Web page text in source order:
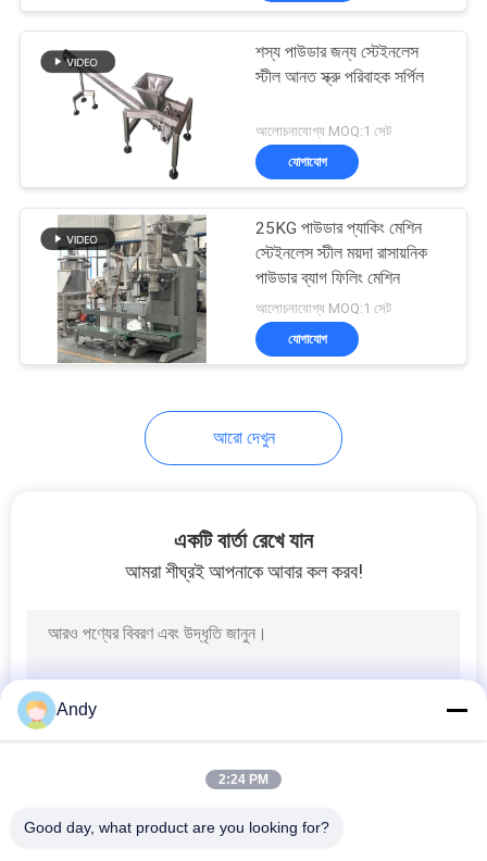
শস্য পাউডার জন্য স্টেইনলেস
স্টীল আনত স্ক্রু পরিবাহক সর্পিল
আলোচনাযোগ্য MOQ:1 সেট
যোগাযোগ
25KG পাউডার প্যাকিং মেশিন
স্টেইনলেস স্টীল ময়দা রাসায়নিক
পাউডার ব্যাগ ফিলিং মেশিন
আলোচনাযোগ্য MOQ:1 সেট
যোগাযোগ
আরো দেখুন
একটি বার্তা রেখে যান
আমরা শীঘ্রই আপনাকে আবার কল করব!
Andy
2:24 PM
Good day, what product are you looking for?